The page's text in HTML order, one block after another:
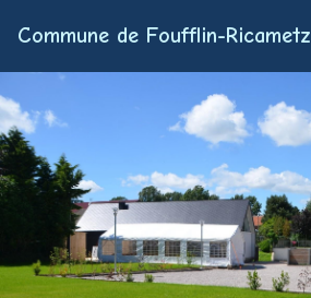
Commune de Foufflin-Ricametz